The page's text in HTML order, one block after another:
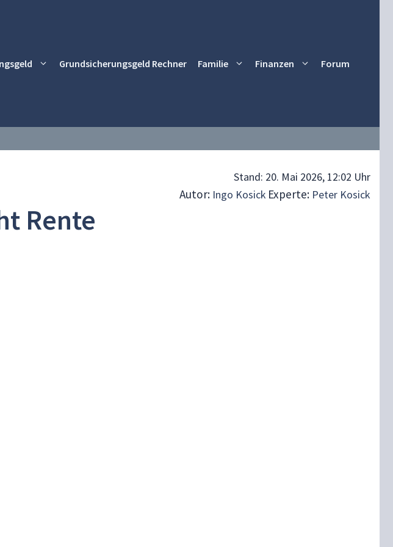
Grundsicherungsgeld Rechner Familie Finanzen Forum
Stand: 20. Mai 2026, 12:02 Uhr
Autor: Ingo Kosick Experte: Peter Kosick
Rente